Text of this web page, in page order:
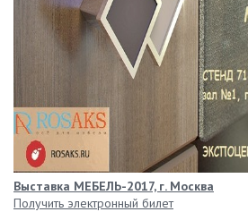
Выставка МЕБЕЛЬ-2017, г. Москва
Получить электронный билет